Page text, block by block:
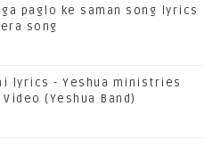
paglo ke saman song lyrics
song
lyrics - Yeshua ministries
(Yeshua Band)